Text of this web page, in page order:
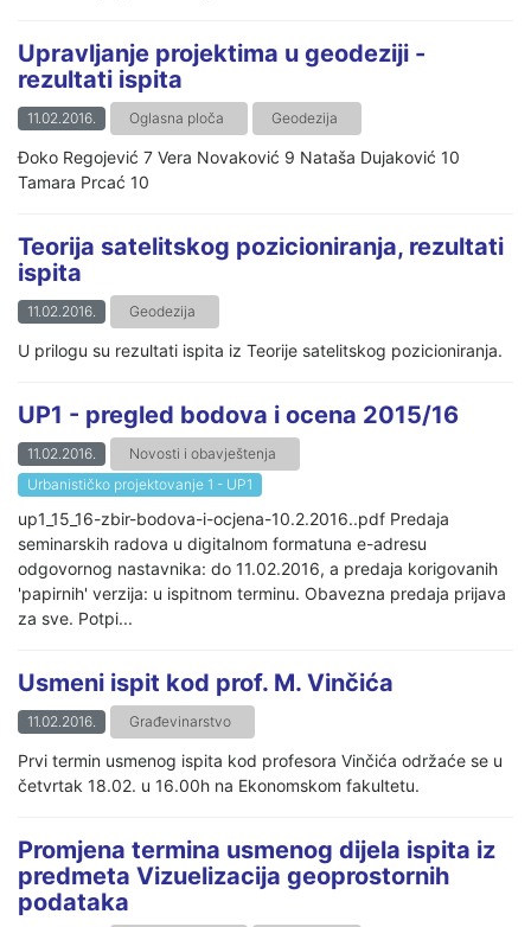
Upravljanje projektima u geodeziji -
rezultati ispita
11.02.2016. Oglasna ploča Geodezija
Đoko Regojević 7 Vera Novaković 9 Nataša Dujaković 10
Tamara Prcać 10
Teorija satelitskog pozicioniranja, rezultati
ispita
11.02.2016. Geodezija
U prilogu su rezultati ispita iz Teorije satelitskog pozicioniranja.
UP1 - pregled bodova i ocena 2015/16
11.02.2016.
Novosti i obavještenja
Urbanističko projektovanje 1 - UP1
up1_15_16-zbir-bodova-i-ocjena-10.2.2016..pdf Predaja
seminarskih radova u digitalnom formatuna e-adresu
odgovornog nastavnika: do 11.02.2016, a predaja korigovanih
'papirnih' verzija: u ispitnom terminu. Obavezna predaja prijava
za sve. Potpi...
Usmeni ispit kod prof. M. Vinčića
11.02.2016. Građevinarstvo
Prvi termin usmenog ispita kod profesora Vinčića održaće se u
četvrtak 18.02. u 16.00h na Ekonomskom fakultetu.
Promjena termina usmenog dijela ispita iz
predmeta Vizuelizacija geoprostornih
podataka